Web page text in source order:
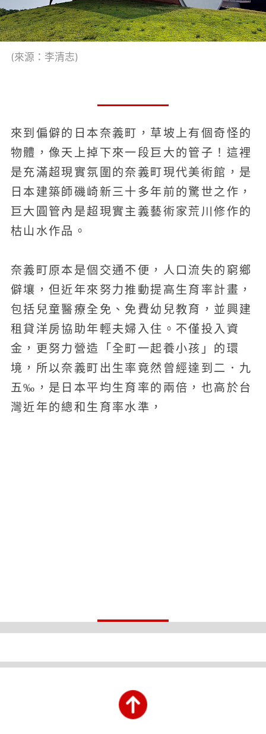
(來源：李清志)
來到偏僻的日本奈義町，草坡上有個奇怪的
物體，像天上掉下來一段巨大的管子！這裡
是充滿超現實氛圍的奈義町現代美術館，是
日本建築師磯崎新三十多年前的驚世之作，
巨大圓管內是超現實主義藝術家荒川修作的
枯山水作品。
奈義町原本是個交通不便，人口流失的窮鄉
僻壤，但近年來努力推動提高生育率計畫，
包括兒童醫療全免、免費幼兒教育，並興建
租貸洋房協助年輕夫婦入住。不僅投入資
金，更努力營造「全町一起養小孩」的環
境，所以奈義町出生率竟然曾經達到二．九
五‰，是日本平均生育率的兩倍，也高於台
灣近年的總和生育率水準，